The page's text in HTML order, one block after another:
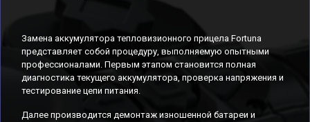
Замена аккумулятора тепловизионного прицела Fortuna
представляет собой процедуру, выполняемую опытными
профессионалами. Первым этапом становится полная
диагностика текущего аккумулятора, проверка напряжения и
тестирование цепи питания.
Далее производится демонтаж изношенной батареи и